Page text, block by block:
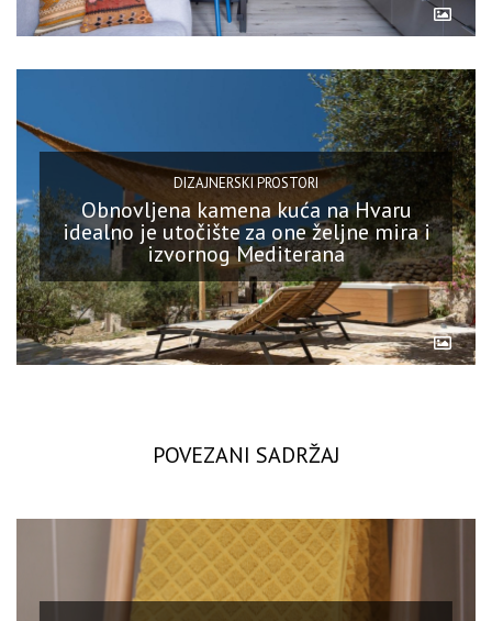
DIZAJNERSKI PROSTORI
Obnovljena kamena kuća na Hvaru
idealno je utočište za one željne mira i
izvornog Mediterana
POVEZANI SADRŽAJ